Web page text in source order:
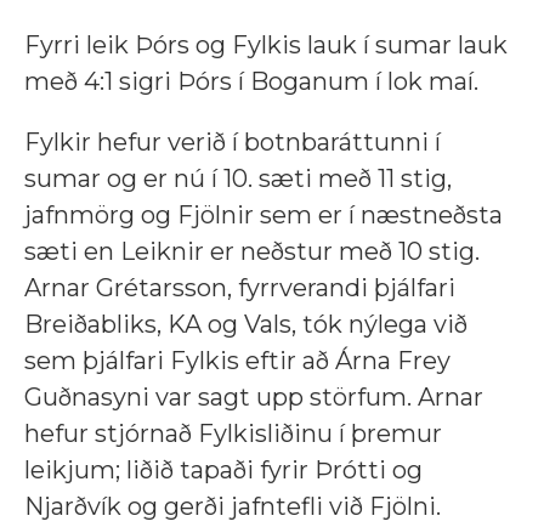
Fyrri leik Þórs og Fylkis lauk í sumar lauk
með 4:1 sigri Þórs í Boganum í lok maí.
Fylkir hefur verið í botnbaráttunni í
sumar og er nú í 10. sæti með 11 stig,
jafnmörg og Fjölnir sem er í næstneðsta
sæti en Leiknir er neðstur með 10 stig.
Arnar Grétarsson, fyrrverandi þjálfari
Breiðabliks, KA og Vals, tók nýlega við
sem þjálfari Fylkis eftir að Árna Frey
Guðnasyni var sagt upp störfum. Arnar
hefur stjórnað Fylkisliðinu í þremur
leikjum; liðið tapaði fyrir Þrótti og
Njarðvík og gerði jafntefli við Fjölni.